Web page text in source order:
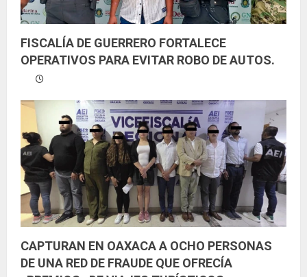
FISCALÍA DE GUERRERO FORTALECE
OPERATIVOS PARA EVITAR ROBO DE AUTOS.
CAPTURAN EN OAXACA A OCHO PERSONAS
DE UNA RED DE FRAUDE QUE OFRECÍA